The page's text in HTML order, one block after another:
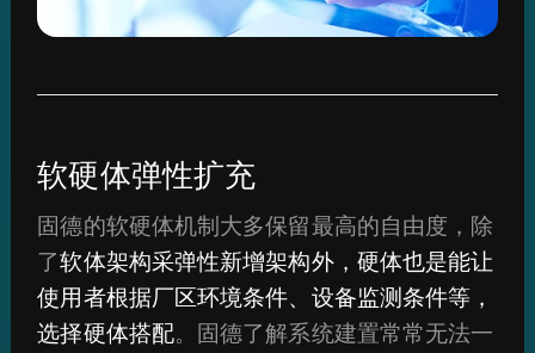
软硬体弹性扩充
固德的软硬体机制大多保留最高的自由度，除
了软体架构采弹性新增架构外，硬体也是能让
使用者根据厂区环境条件、设备监测条件等，
选择硬体搭配。固德了解系统建置常常无法一